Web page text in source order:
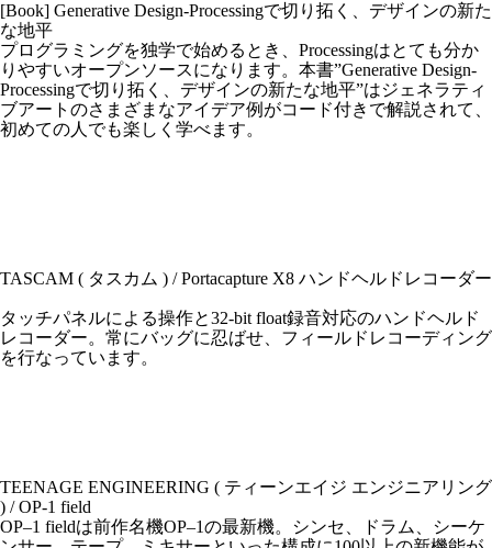
[Book] Generative Design-Processingで切り拓く、デザインの新た
な地平
プログラミングを独学で始めるとき、Processingはとても分か
りやすいオープンソースになります。本書”Generative Design-
Processingで切り拓く、デザインの新たな地平”はジェネラティ
ブアートのさまざまなアイデア例がコード付きで解説されて、
初めての人でも楽しく学べます。
TASCAM ( タスカム ) / Portacapture X8 ハンドヘルドレコーダー
タッチパネルによる操作と32-bit float録音対応のハンドヘルド
レコーダー。常にバッグに忍ばせ、フィールドレコーディング
を行なっています。
TEENAGE ENGINEERING ( ティーンエイジ エンジニアリング
) / OP-1 field
OP–1 fieldは前作名機OP–1の最新機。シンセ、ドラム、シーケ